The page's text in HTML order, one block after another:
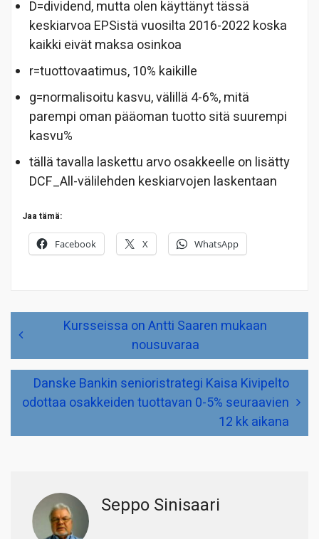
D=dividend, mutta olen käyttänyt tässä
keskiarvoa EPSistä vuosilta 2016-2022 koska
kaikki eivät maksa osinkoa
r=tuottovaatimus, 10% kaikille
g=normalisoitu kasvu, välillä 4-6%, mitä
parempi oman pääoman tuotto sitä suurempi
kasvu%
tällä tavalla laskettu arvo osakkeelle on lisätty
DCF_All-välilehden keskiarvojen laskentaan
Jaa tämä:
Facebook X WhatsApp
selaus
Kursseissa on Antti Saaren mukaan
nousuvaraa
Danske Bankin senioristrategi Kaisa Kivipelto
odottaa osakkeiden tuottavan 0-5% seuraavien
12 kk aikana
Seppo Sinisaari